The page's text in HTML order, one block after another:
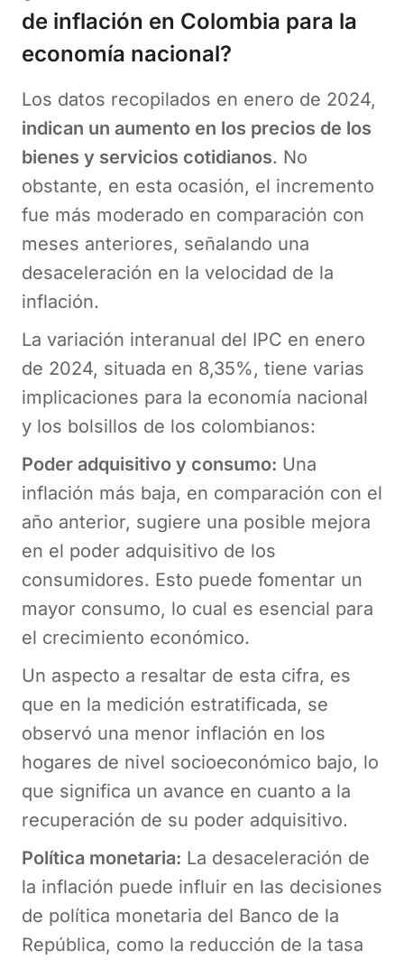
de inflación en Colombia para la
economía nacional?
Los datos recopilados en enero de 2024,
indican un aumento en los precios de los
bienes y servicios cotidianos. No
obstante, en esta ocasión, el incremento
fue más moderado en comparación con
meses anteriores, señalando una
desaceleración en la velocidad de la
inflación.
La variación interanual del IPC en enero
de 2024, situada en 8,35%, tiene varias
implicaciones para la economía nacional
y los bolsillos de los colombianos:
Poder adquisitivo y consumo: Una
inflación más baja, en comparación con el
año anterior, sugiere una posible mejora
en el poder adquisitivo de los
consumidores. Esto puede fomentar un
mayor consumo, lo cual es esencial para
el crecimiento económico.
Un aspecto a resaltar de esta cifra, es
que en la medición estratificada, se
observó una menor inflación en los
hogares de nivel socioeconómico bajo, lo
que significa un avance en cuanto a la
recuperación de su poder adquisitivo.
Política monetaria: La desaceleración de
la inflación puede influir en las decisiones
de política monetaria del Banco de la
República, como la reducción de la tasa